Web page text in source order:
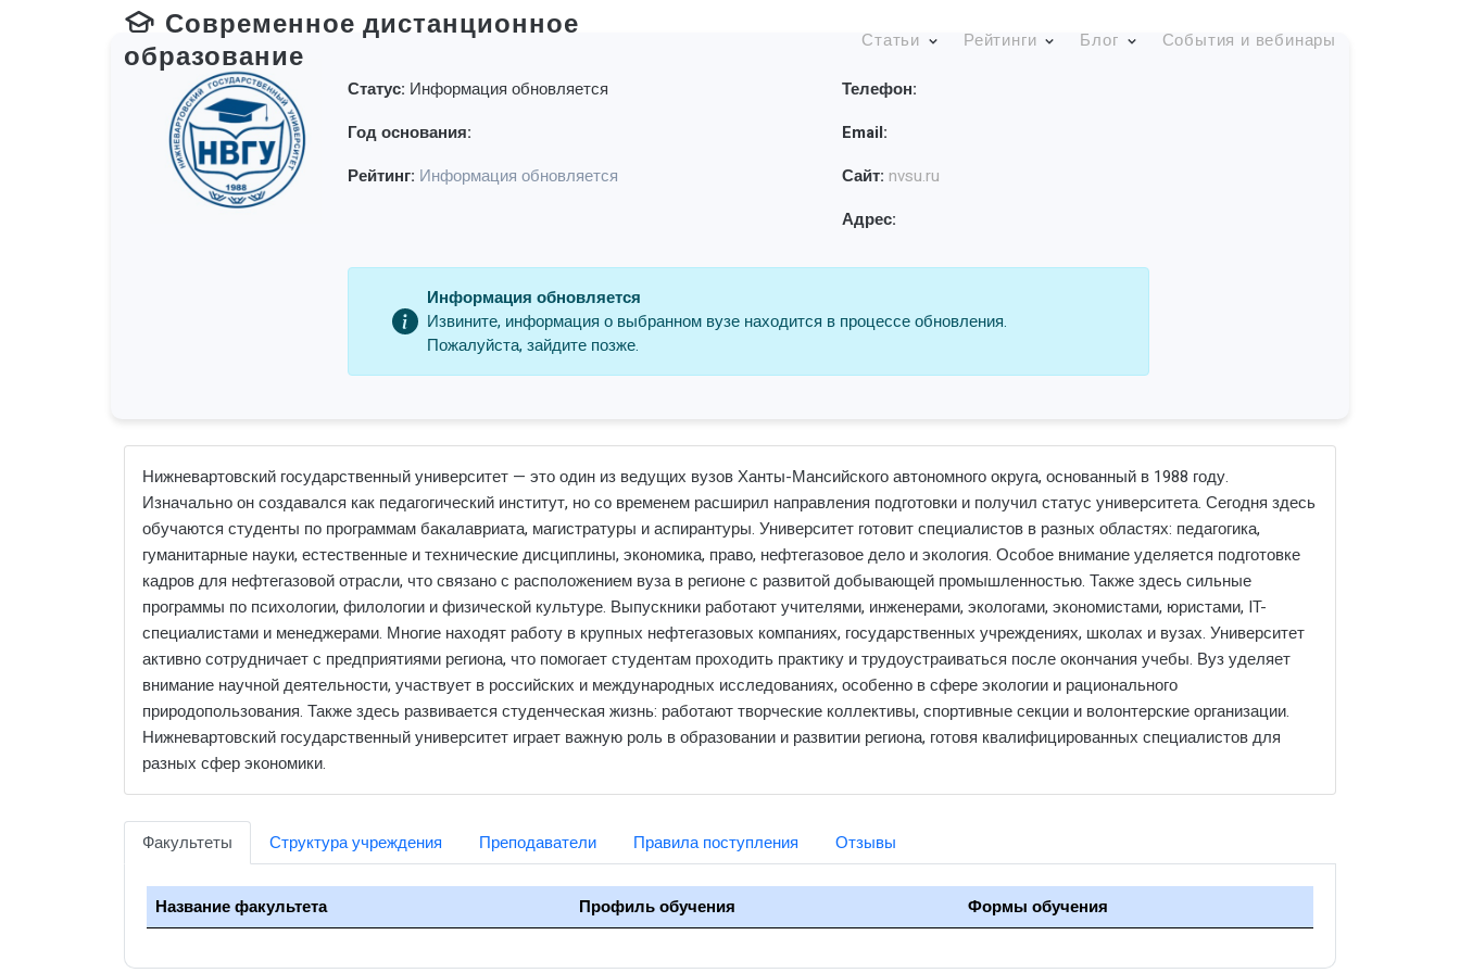
Современное дистанционное
образование
Статьи Рейтинги Блог События и вебинары
Статус: Информация обновляется
Год основания:
Рейтинг: Информация обновляется
Телефон:
Email:
Сайт: nvsu.ru
Адрес:
Информация обновляется
Извините, информация о выбранном вузе находится в процессе обновления.
Пожалуйста, зайдите позже.
Нижневартовский государственный университет — это один из ведущих вузов Ханты-Мансийского автономного округа, основанный в 1988 году.
Изначально он создавался как педагогический институт, но со временем расширил направления подготовки и получил статус университета. Сегодня здесь
обучаются студенты по программам бакалавриата, магистратуры и аспирантуры. Университет готовит специалистов в разных областях: педагогика,
гуманитарные науки, естественные и технические дисциплины, экономика, право, нефтегазовое дело и экология. Особое внимание уделяется подготовке
кадров для нефтегазовой отрасли, что связано с расположением вуза в регионе с развитой добывающей промышленностью. Также здесь сильные
программы по психологии, филологии и физической культуре. Выпускники работают учителями, инженерами, экологами, экономистами, юристами, IT-
специалистами и менеджерами. Многие находят работу в крупных нефтегазовых компаниях, государственных учреждениях, школах и вузах. Университет
активно сотрудничает с предприятиями региона, что помогает студентам проходить практику и трудоустраиваться после окончания учебы. Вуз уделяет
внимание научной деятельности, участвует в российских и международных исследованиях, особенно в сфере экологии и рационального
природопользования. Также здесь развивается студенческая жизнь: работают творческие коллективы, спортивные секции и волонтерские организации.
Нижневартовский государственный университет играет важную роль в образовании и развитии региона, готовя квалифицированных специалистов для
разных сфер экономики.
Факультеты Структура учреждения Преподаватели Правила поступления Отзывы
Название факультета Профиль обучения Формы обучения